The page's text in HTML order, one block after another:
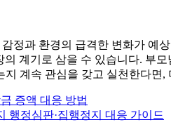
정과 환경의 급격한 변화가 예
계기로 삼을 수 있습니다. 부
계속 관심을 갖고 실천한다면
증액 대응 방법
행정심판·집행정지 대응 가이드